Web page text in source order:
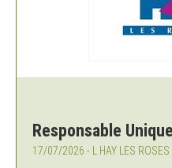
Responsable
17/07/2026 - L HAY LES ROSES